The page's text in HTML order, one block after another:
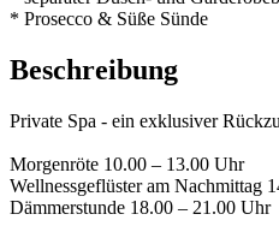
* Prosecco & Süße Sünde
Beschreibung
Private Spa - ein exklusiver
Morgenröte 10.00 – 13.00 Uhr
Wellnessgeflüster am Nachmittag
Dämmerstunde 18.00 – 21.00 Uhr